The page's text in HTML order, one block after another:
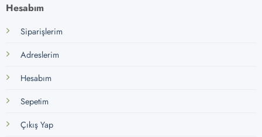
Hesabım
Siparişlerim
Adreslerim
Hesabım
Sepetim
Çıkış Yap